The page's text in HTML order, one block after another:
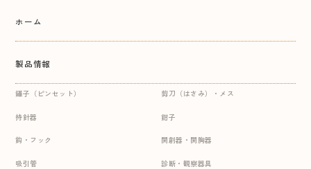
ホーム
製品情報
鑷子（ピンセット） 剪刀（はさみ）・メス
持針器 鉗子
鈎・フック 開創器・開胸器
吸引管 診断・観察器具